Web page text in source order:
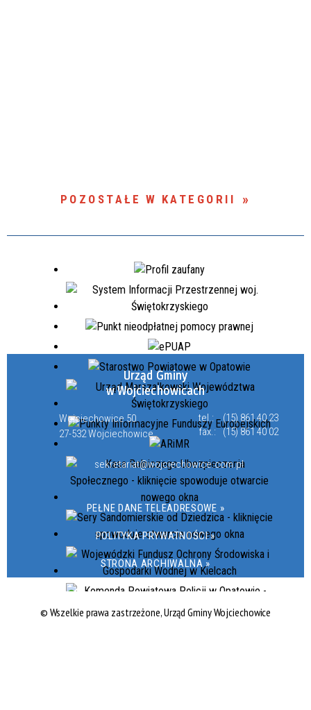
POZOSTAŁE W KATEGORII
Urząd Gminy
w Wojciechowicach
Wojciechowice 50
27-532 Wojciechowice
tel.:
(15) 861 40 23
fax.:
(15) 861 40 02
sekretariat@wojciechowice.com.pl
PEŁNE DANE TELEADRESOWE »
POLITYKA PRYWATNOŚCI »
STRONA ARCHIWALNA »
© Wszelkie prawa zastrzeżone, Urząd Gminy Wojciechowice